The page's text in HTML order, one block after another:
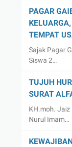
PAGAR
TEMPAT
Sajak Pagar
Siswa 2…
TUJUH
SURAT
KH.moh. Jaiz
Nurul Imam…